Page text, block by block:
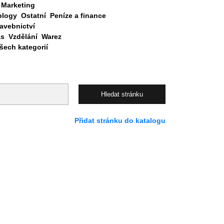
Marketing
Ostatní Peníze a finance
Vzdělání Warez
kategorií
Přidat stránku do katalogu